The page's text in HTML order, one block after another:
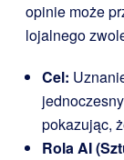
opinie może
lojalnego
Cel:
pokazując,
Rola AI